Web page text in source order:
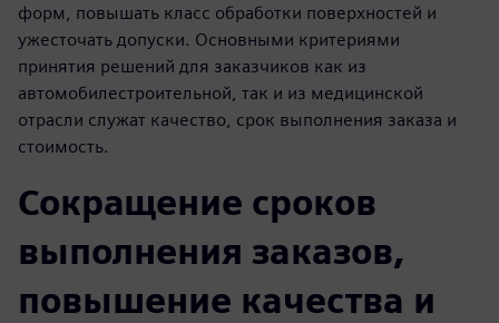
форм, повышать класс обработки поверхностей и
ужесточать допуски. Основными критериями
принятия решений для заказчиков как из
автомобилестроительной, так и из медицинской
отрасли служат качество, срок выполнения заказа и
стоимость.
Сокращение сроков
выполнения заказов,
повышение качества и